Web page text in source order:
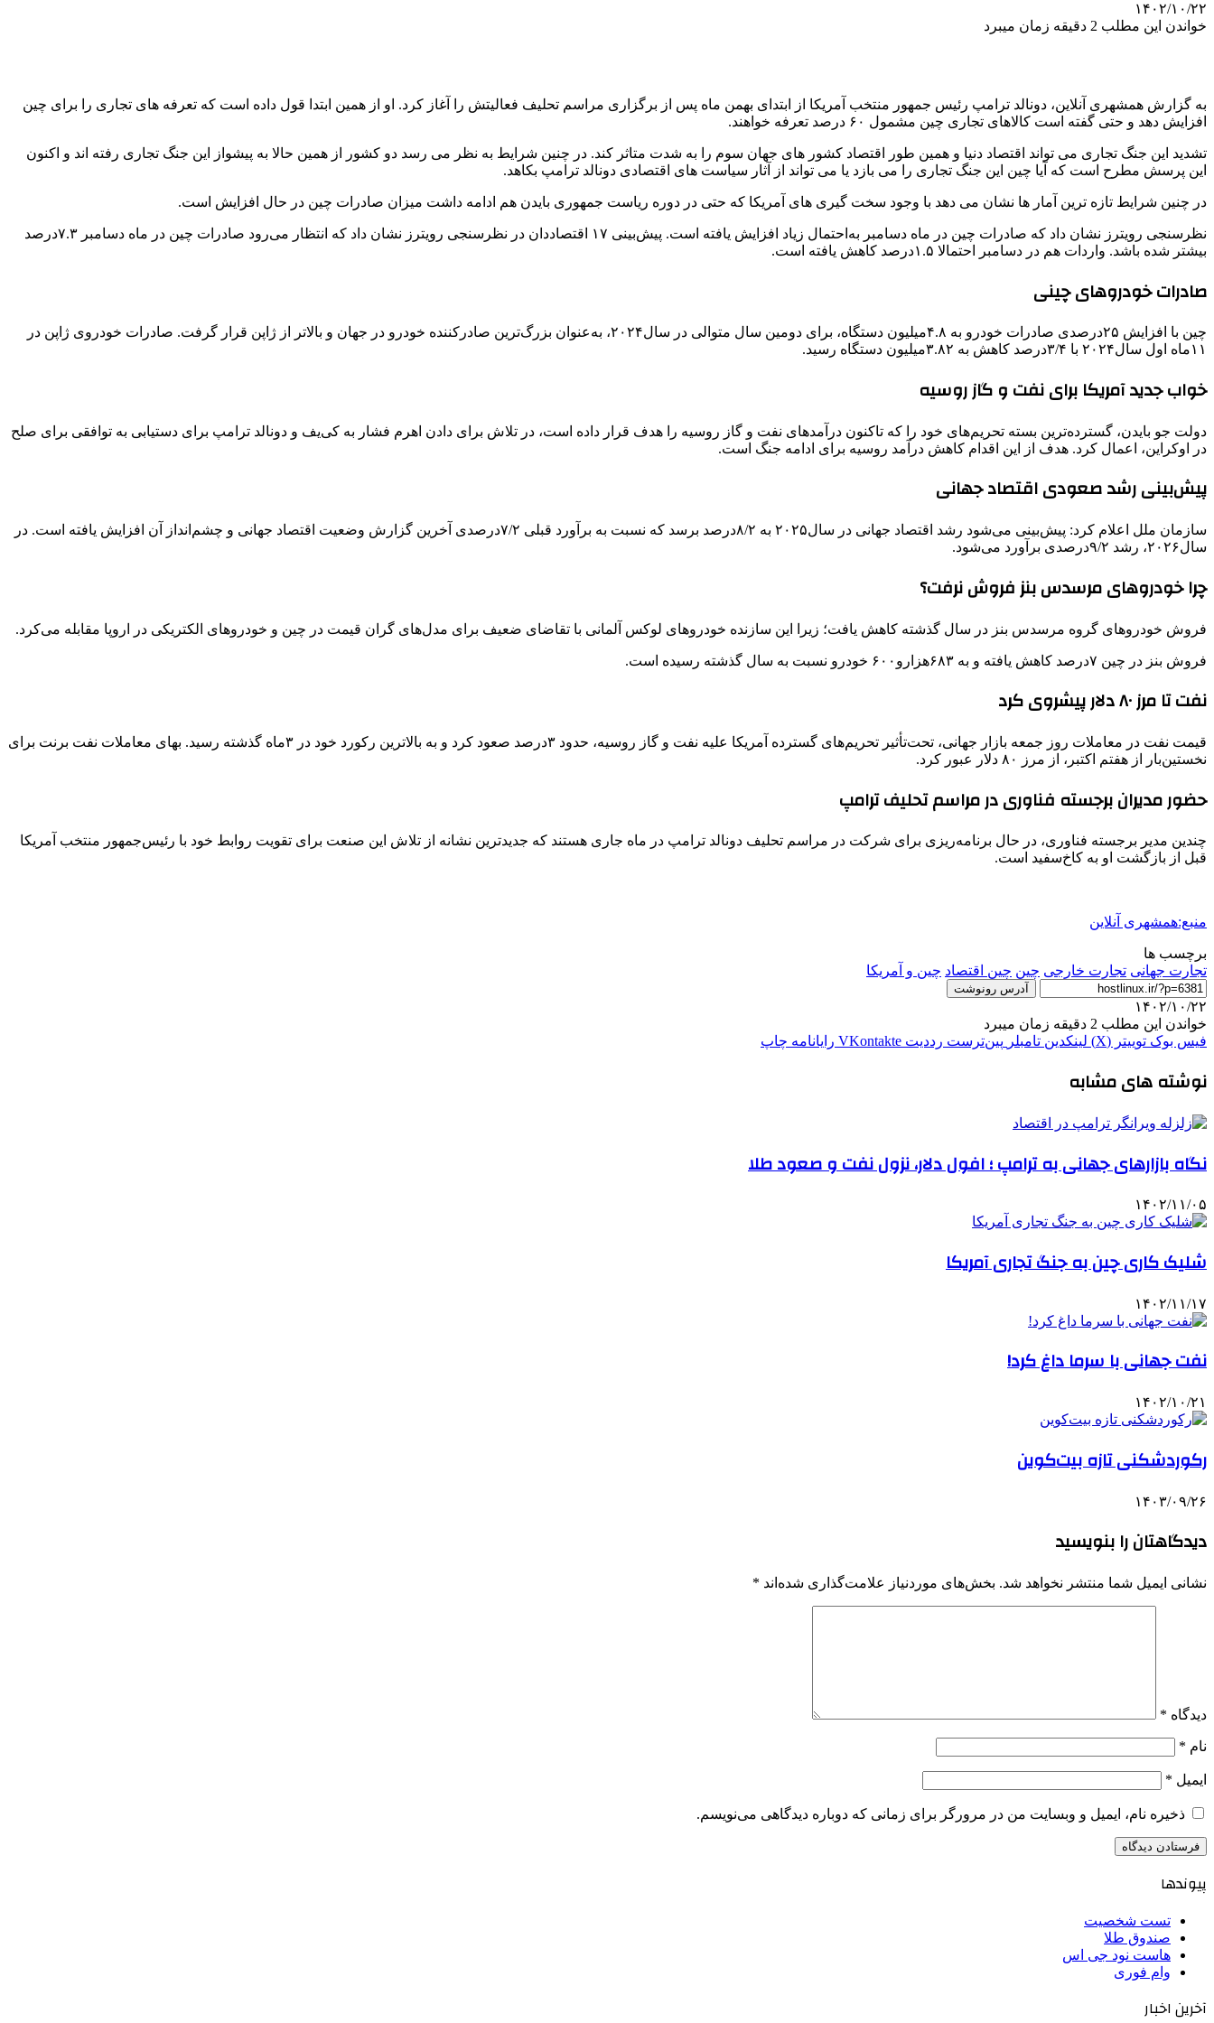
۱۴۰۲/۱۰/۲۲
خواندن این مطلب 2 دقیقه زمان میبرد
به گزارش همشهری آنلاین، دونالد ترامپ رئیس جمهور منتخب آمریکا از ابتدای بهمن ماه پس از برگزاری مراسم تحلیف فعالیتش را آغاز کرد. او از همین ابتدا قول داده است که تعرفه های تجاری را برای چین
افزایش دهد و حتی گفته است کالاهای تجاری چین مشمول ۶۰ درصد تعرفه خواهند.
تشدید این جنگ تجاری می تواند اقتصاد دنیا و همین طور اقتصاد کشور های جهان سوم را به شدت متاثر کند. در چنین شرایط به نظر می رسد دو کشور از همین حالا به پیشواز این جنگ تجاری رفته اند و اکنون
این پرسش مطرح است که آیا چین این جنگ تجاری را می بازد یا می تواند از آثار سیاست های اقتصادی دونالد ترامپ بکاهد.
در چنین شرایط تازه ترین آمار ها نشان می دهد با وجود سخت گیری های آمریکا که حتی در دوره ریاست جمهوری بایدن هم ادامه داشت میزان صادرات چین در حال افزایش است.
نظرسنجی رویترز نشان داد که صادرات چین در ماه دسامبر به‌احتمال زیاد افزایش یافته است. پیش‌بینی ۱۷ اقتصاددان در نظرسنجی رویترز نشان داد که انتظار می‌رود صادرات چین در ‌ماه دسامبر ۷.۳درصد
بیشتر شده باشد. واردات هم در دسامبر احتمالا ۱.۵درصد کاهش یافته است.
صادرات خودروهای چینی
چین با افزایش ۲۵درصدی صادرات خودرو به ۴.۸میلیون دستگاه، برای دومین سال متوالی در سال۲۰۲۴، به‌عنوان بزرگ‌ترین صادرکننده خودرو در جهان و بالاتر از ژاپن قرار گرفت. صادرات خودروی ژاپن در
۱۱ماه اول سال۲۰۲۴ با ۳/۴درصد کاهش به ۳.۸۲میلیون دستگاه رسید.
خواب جدید آمریکا برای نفت و گاز روسیه
دولت جو بایدن، گسترده‌ترین بسته تحریم‌های خود را که تاکنون درآمدهای نفت و گاز روسیه را هدف قرار داده است، در تلاش برای دادن اهرم فشار به کی‌یف و دونالد ترامپ برای دستیابی به توافقی برای صلح
در اوکراین، اعمال کرد. هدف از این اقدام کاهش درآمد روسیه برای ادامه جنگ است.
پیش‌بینی رشد صعودی اقتصاد جهانی
سازمان ملل اعلام کرد: پیش‌بینی می‌شود رشد اقتصاد جهانی در سال۲۰۲۵ به ۸/۲درصد برسد که نسبت به برآورد قبلی ۷/۲درصدی آخرین گزارش وضعیت اقتصاد جهانی و چشم‌انداز آن افزایش یافته است. در
سال۲۰۲۶، رشد ۹/۲درصدی برآورد می‌شود.
چرا خودروهای مرسدس بنز فروش نرفت؟
فروش خودروهای گروه مرسدس بنز در سال گذشته کاهش یافت؛ زیرا این سازنده خودروهای لوکس آلمانی با تقاضای ضعیف برای مدل‌های گران قیمت در چین و خودروهای الکتریکی در اروپا مقابله می‌کرد.
فروش بنز در چین ۷درصد کاهش یافته و به ۶۸۳هزارو۶۰۰ خودرو نسبت به سال گذشته رسیده است.
نفت تا مرز ۸۰ دلار پیشروی کرد
قیمت نفت در معاملات روز جمعه بازار جهانی، تحت‌تأثیر تحریم‌های گسترده آمریکا علیه نفت و گاز روسیه، حدود ۳درصد صعود کرد و به بالاترین رکورد خود در ۳‌ماه گذشته رسید. بهای معاملات نفت برنت برای
نخستین‌بار از هفتم اکتبر، از مرز ۸۰ دلار عبور کرد.
حضور مدیران برجسته فناوری در مراسم تحلیف ترامپ
چندین مدیر برجسته فناوری، در حال برنامه‌ریزی برای شرکت در مراسم تحلیف دونالد ترامپ در ‌ماه جاری هستند که جدیدترین نشانه از تلاش این صنعت برای تقویت روابط خود با رئیس‌جمهور منتخب آمریکا
قبل از بازگشت او به کاخ‌سفید است.
منبع:همشهری آنلاین
برچسب ها
تجارت جهانی تجارت خارجی چین چین اقتصاد چین و آمریکا
آدرس رونوشت
۱۴۰۲/۱۰/۲۲
خواندن این مطلب 2 دقیقه زمان میبرد
فیس بوک توییتر (X) لینکدین ‫تامبلر ‫پین‌ترست ‫رددیت ‫VKontakte رایانامه چاپ
نوشته های مشابه
نگاه بازارهای جهانی به ترامپ ؛ افول دلار، نزول نفت و صعود طلا
۱۴۰۲/۱۱/۰۵
شلیک کاری چین به جنگ تجاری آمریکا
۱۴۰۲/۱۱/۱۷
نفت جهانی با سرما داغ کرد!
۱۴۰۲/۱۰/۲۱
رکوردشکنی تازه بیت‌کوین
۱۴۰۳/۰۹/۲۶
دیدگاهتان را بنویسید
نشانی ایمیل شما منتشر نخواهد شد. بخش‌های موردنیاز علامت‌گذاری شده‌اند *
دیدگاه *
نام *
ایمیل *
ذخیره نام، ایمیل و وبسایت من در مرورگر برای زمانی که دوباره دیدگاهی می‌نویسم.
پیوندها
تست شخصیت
صندوق طلا
هاست نود جی اس
وام فوری
آخرین اخبار